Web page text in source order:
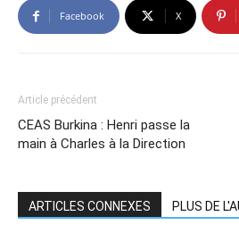
Facebook X
Article précédent
CEAS Burkina : Henri passe la
main à Charles à la Direction
ARTICLES CONNEXES PLUS DE